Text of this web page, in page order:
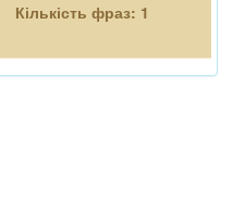
Кількість фраз: 1